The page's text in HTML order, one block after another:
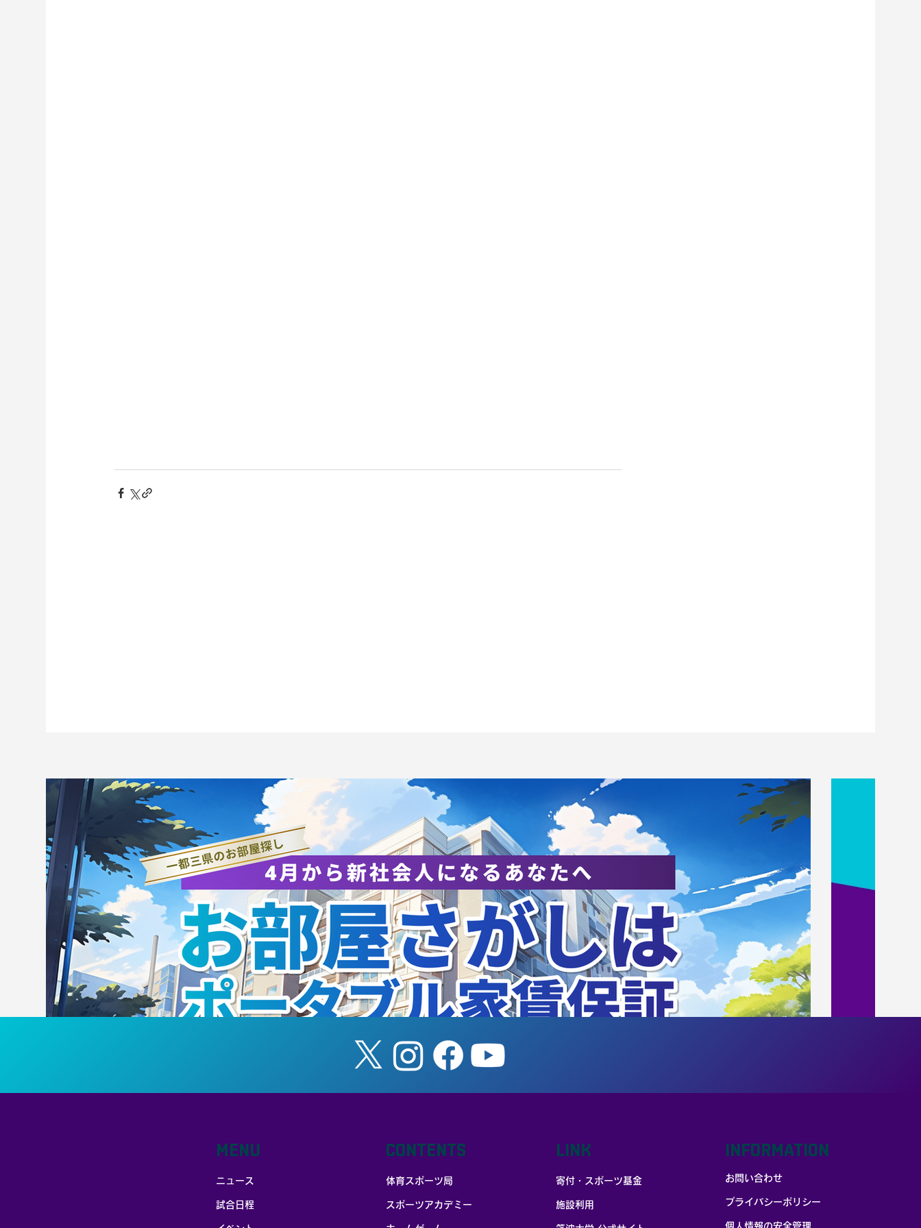
空手道部のいま｜第61回茨城
県南大会に出場、茨城県大会
へ出場を掴む
空手道部のいま｜寳積應公主
将（社会学類4年）の論文が
国際ジャーナルに掲載
池田 春汰（3年/横浜FM・
Y）カターレ富山加入内定の
お知らせ
お部屋探しはポータブル家賃保証
ニュース
試合日程
MENU
体育スポーツ局
スポーツアカデミー
CONTENTS
寄付・スポーツ基金
施設利用
LINK INFORMATION
お問い合わせ
プライバシーポリシー
個人情報の安全管理